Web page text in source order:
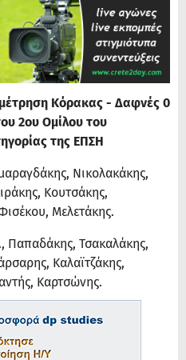
Κόρακας - Δαφνές 0
2ου Ομίλου του
της ΕΠΣΗ
Νικολακάκης,
Κουτσάκης,
Μελετάκης.
Παπαδάκης, Τσακαλάκης,
Καλαϊτζάκης,
Καρτσώνης.